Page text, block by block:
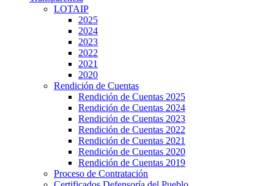
LOTAIP
2025
2024
2023
2022
2021
2020
Rendición de Cuentas
Rendición de Cuentas 2025
Rendición de Cuentas 2024
Rendición de Cuentas 2023
Rendición de Cuentas 2022
Rendición de Cuentas 2021
Rendición de Cuentas 2020
Rendición de Cuentas 2019
Proceso de Contratación